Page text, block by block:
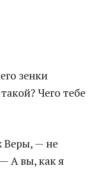
зенки
Чего тебе
— не
А вы, как я